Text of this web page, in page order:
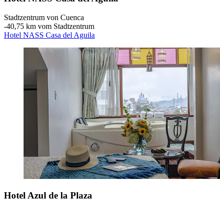
Stadtzentrum von Cuenca
‐40,75 km vom Stadtzentrum
Hotel NASS Casa del Aguila
Hotel Azul de la Plaza